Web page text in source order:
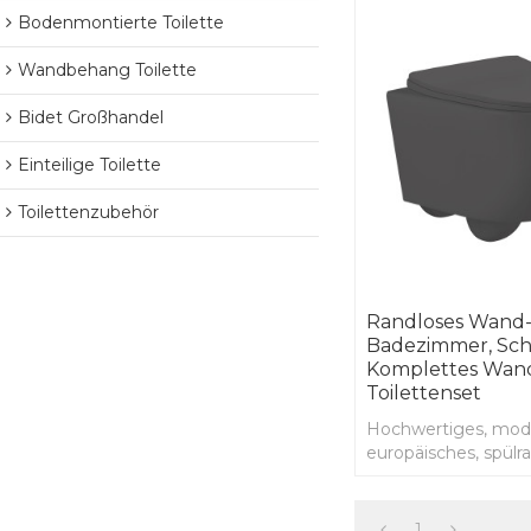
Bodenmontierte Toilette
Wandbehang Toilette
Bidet Großhandel
Einteilige Toilette
Toilettenzubehör
Randloses
Badezimmer,
Komplettes
Toilettenset
Hochwertiges,
europäisches,
Badezimmer,